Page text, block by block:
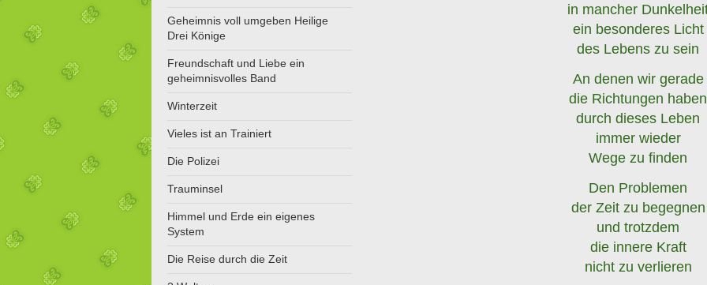
in mancher
ein besonderes Licht
des Lebens zu sein
An denen wir gerade
die Richtungen haben
durch dieses Leben
immer wieder
Wege zu finden
Den Problemen
der Zeit zu begegnen
und trotzdem
die innere Kraft
nicht zu verlieren
Geheimnis voll umgeben Heilige
Drei Könige
Freundschaft und Liebe ein
geheimnisvolles Band
Winterzeit
Vieles ist an Trainiert
Die Polizei
Trauminsel
Himmel und Erde ein eigenes
System
Die Reise durch die Zeit